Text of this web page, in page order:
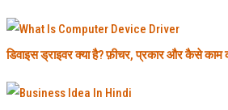
डिवाइस ड्राइवर क्या है? फ़ीचर, प्रकार और कैसे काम